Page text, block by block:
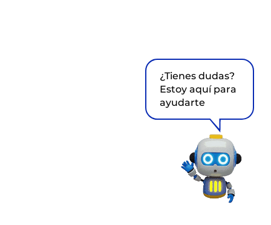
¿Tienes dudas?
Estoy aquí para
ayudarte